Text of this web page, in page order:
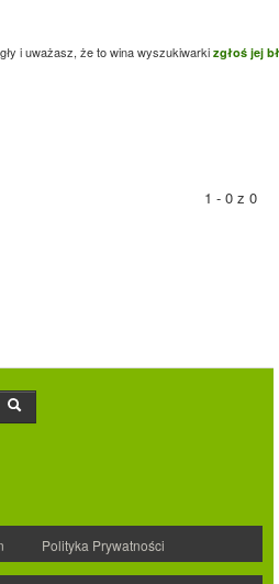
i uważasz, że to wina wyszukiwarki zgłoś jej
1 - 0 z 0
Polityka Prywatności